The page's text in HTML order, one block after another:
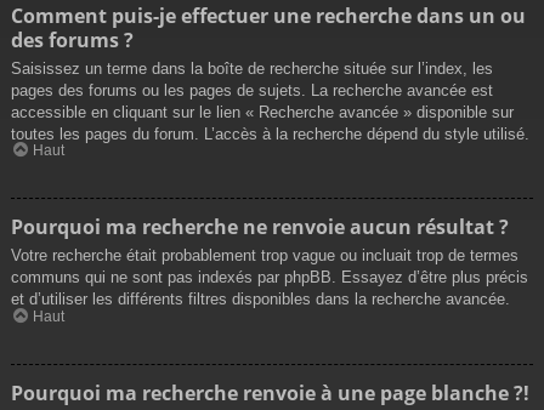
Comment puis-je effectuer une recherche dans un ou
des forums ?
Saisissez un terme dans la boîte de recherche située sur l’index, les
pages des forums ou les pages de sujets. La recherche avancée est
accessible en cliquant sur le lien « Recherche avancée » disponible sur
toutes les pages du forum. L’accès à la recherche dépend du style utilisé.
Haut
Pourquoi ma recherche ne renvoie aucun résultat ?
Votre recherche était probablement trop vague ou incluait trop de termes
communs qui ne sont pas indexés par phpBB. Essayez d’être plus précis
et d’utiliser les différents filtres disponibles dans la recherche avancée.
Haut
Pourquoi ma recherche renvoie à une page blanche ?!